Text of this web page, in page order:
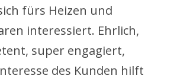
fürs Heizen und
interessiert. Ehrlich,
super engagiert,
des Kunden hilft